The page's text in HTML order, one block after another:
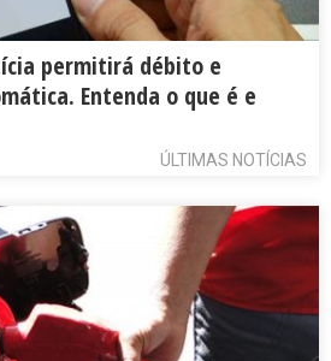
permitirá débito e
Entenda o que é e
ÚLTIMAS NOTÍCIAS